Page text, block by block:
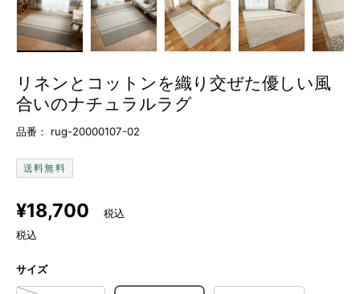
リネンとコットンを織り交ぜた優しい風
合いのナチュラルラグ
品番： rug-20000107-02
送料無料
定価
¥18,700
税込
サイズ